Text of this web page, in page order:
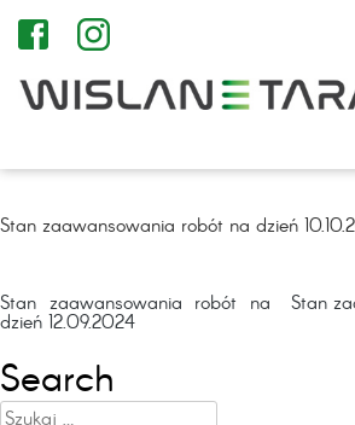
Stan zaawansowania robót na dzień
Nawigacja
wpisu
Stan zaawansowania robót na
dzień 12.09.2024
Stan
Search
Szukaj: